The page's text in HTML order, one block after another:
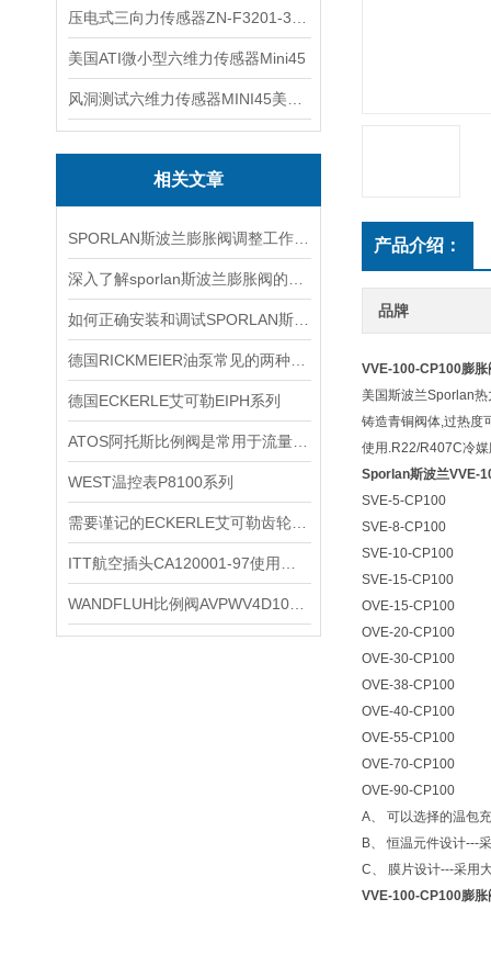
美国ATI微小型六维力传感器Mini45
相关文章
德国ECKERLE艾可勒EIPH系列
WEST温控表P8100系列
产品介绍：
品牌
VVE-100-CP100膨
美国斯波兰Sporlan热
铸造青铜阀体,过热度
使用.R22/R407C冷
Sporlan斯波兰VVE-
SVE-5-CP100
SVE-8-CP100
SVE-10-CP100
SVE-15-CP100
OVE-15-CP100
OVE-20-CP100
OVE-30-CP100
OVE-38-CP100
OVE-40-CP100
OVE-55-CP100
OVE-70-CP100
OVE-90-CP100
A、 可以选择的温包
B、 恒温元件设计---
C、 膜片设计---采用
VVE-100-CP100膨